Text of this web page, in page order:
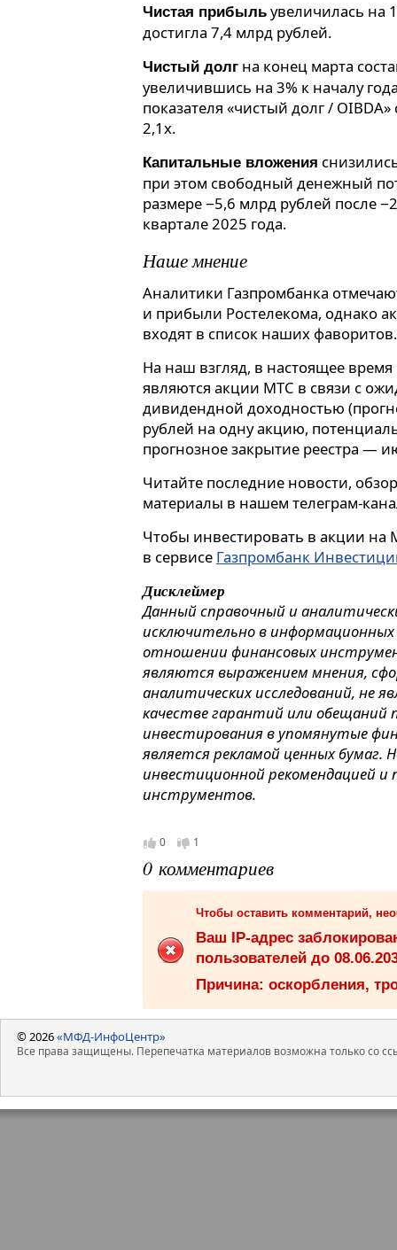
Чистая прибыль увеличилась на
достигла 7,4 млрд рублей.
Чистый долг на конец марта
увеличившись на 3% к началу
показателя «чистый долг /
2,1х.
Капитальные вложения
при этом свободный денежный
размере −5,6 млрд рублей после
квартале 2025 года.
Наше мнение
Аналитики Газпромбанка
и прибыли Ростелекома, однако
входят в список наших фаворитов.
На наш взгляд, в настоящее
являются акции МТС в связи с
дивидендной доходностью
рублей на одну акцию,
прогнозное закрытие реестра —
Читайте последние новости,
материалы в нашем телеграм-
Чтобы инвестировать в акции на
в сервисе Газпромбанк
Дисклеймер
Данный справочный и
исключительно в информационных
отношении финансовых
являются выражением мнения,
аналитических исследований, не
качестве гарантий или обещаний
инвестирования в упомянутые
является рекламой ценных бумаг.
инвестиционной рекомендацией
инструментов.
0 1
0 комментариев
Чтобы оставить комментарий,
Ваш IP-адрес
пользователей до
Причина: оскорбления,
© 2026«МФД-ИнфоЦентр»
Все права защищены. Перепечатка материалов возможна только со